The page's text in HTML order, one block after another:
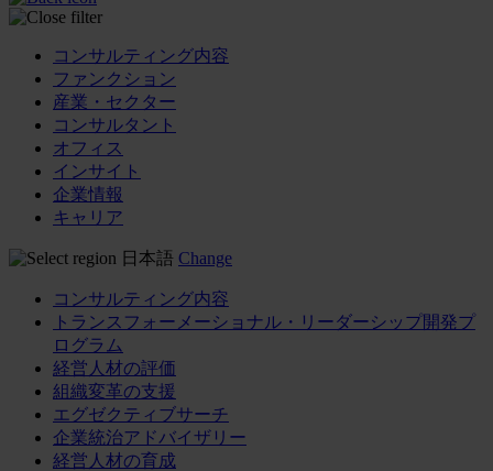
コンサルティング内容
ファンクション
産業・セクター
コンサルタント
オフィス
インサイト
企業情報
キャリア
日本語 Change
コンサルティング内容
トランスフォーメーショナル・リーダーシップ開発プ
ログラム
経営人材の評価
組織変革の支援
エグゼクティブサーチ
企業統治アドバイザリー
経営人材の育成